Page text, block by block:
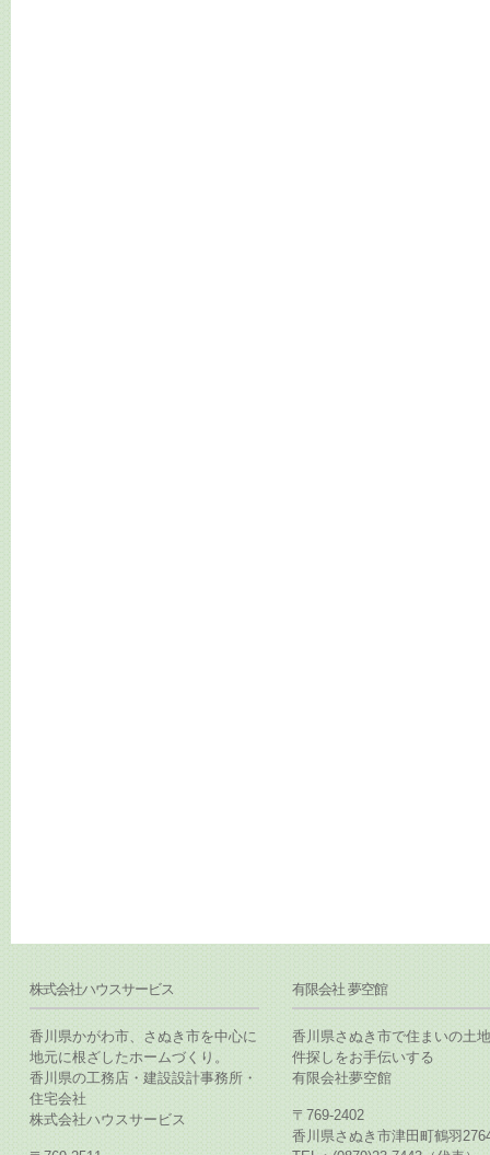
株式会社ハウスサービス
香川県かがわ市、さぬき市を中心に
地元に根ざしたホームづくり。
香川県の工務店・建設設計事務所・
住宅会社
株式会社ハウスサービス
有限会社 夢空館
香川県さぬき市で住まいの土
件探しをお手伝いする
有限会社夢空館
〒769-2402
香川県さぬき市津田町鶴羽